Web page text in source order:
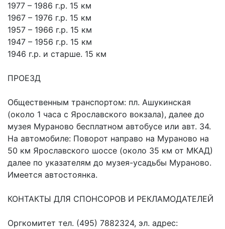
1977 – 1986 г.р. 15 км
1967 – 1976 г.р. 15 км
1957 – 1966 г.р. 15 км
1947 – 1956 г.р. 15 км
1946 г.р. и старше. 15 км
ПРОЕЗД
Общественным транспортом: пл. Ашукинская
(около 1 часа с Ярославского вокзала), далее до
музея Мураново бесплатном автобусе или авт. 34.
На автомобиле: Поворот направо на Мураново на
50 км Ярославского шоссе (около 35 км от МКАД)
далее по указателям до музея-усадьбы Мураново.
Имеется автостоянка.
КОНТАКТЫ ДЛЯ СПОНСОРОВ И РЕКЛАМОДАТЕЛЕЙ
Оргкомитет тел. (495) 7882324, эл. адрес: